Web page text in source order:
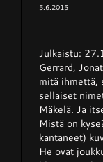
5.6.2015
Julkaistu:
Gerrard,
mitä ihmettä,
sellaiset
Mäkelä. Ja
Mistä on
kantaneet)
He ovat